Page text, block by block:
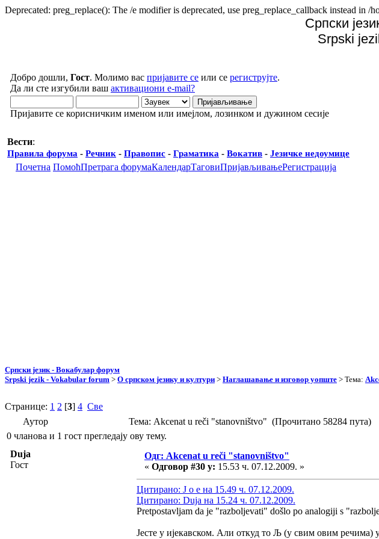
Deprecated: preg_replace(): The /e modifier is deprecated, use preg_replace_callback instead
Српски
Srpski
Добро дошли, Гост. Молимо вас пријавите се или се региструјте.
Да ли сте изгубили ваш активациони e-mail?
Пријавите се корисничким именом или имејлом, лозинком и дужином сесије
Вести:
Правила форума - Речник - Правопис - Граматика - Вокатив - Језичке недоумице
Почетна ПомоћПретрага форумаКалендарТаговиПријављивањеРегистрација
Српски језик - Вокабулар форум
Srpski jezik - Vokabular forum > О српском језику и култури > Наглашавање и изговор уопште > Тема:
Странице: 1 2 [3] 4 Све
Аутор
Тема: Akcenat u reči "stanovništvo" (Прочитано 58284 пута)
0 чланова и 1 гост прегледају ову тему.
Duja
Гост
Одг: Akcenat u reči "stanovništvo"
« Одговор #30 у: 15.53 ч. 07.12.2009. »
Цитирано: J o e на 15.49 ч. 07.12.2009.
Цитирано: Duja на 15.24 ч. 07.12.2009.
Pretpostavljam da je "razboljevati" došlo po analogiji s
Јесте у ијекавском. Али откуд то Љ (у свим овим речима)